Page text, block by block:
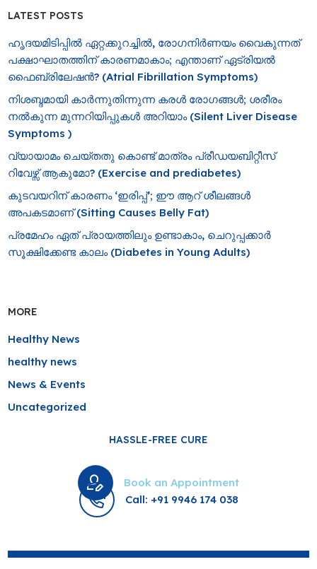
LATEST POSTS
ഹൃദയമിടിപ്പിൽ ഏറ്റക്കുറച്ചിൽ, രോ​ഗനിർണയം വൈകുന്നത്
പക്ഷാഘാതത്തിന് കാരണമാകാം; എന്താണ് ഏട്രിയൽ
ഫൈബ്രിലേഷൻ? (Atrial Fibrillation Symptoms)
നിശബ്ദമായി കാർന്നുതിന്നുന്ന കരൾ രോഗങ്ങൾ; ശരീരം
നൽകുന്ന മുന്നറിയിപ്പുകൾ അറിയാം (Silent Liver Disease
Symptoms )
വ്യായാമം ചെയ്തതു കൊണ്ട് മാത്രം പ്രീഡയബിറ്റീസ്
റിവേഴ്സ് ആകുമോ? (Exercise and prediabetes)
കുടവയറിന് കാരണം ‘ഇരിപ്പ്’; ഈ ആറ് ശീലങ്ങൾ
അപകടമാണ് (Sitting Causes Belly Fat)
പ്രമേഹം ഏത് പ്രായത്തിലും ഉണ്ടാകാം, ചെറുപ്പക്കാർ
സൂക്ഷിക്കേണ്ട കാലം (Diabetes in Young Adults)
MORE
Healthy News
healthy news
News & Events
Uncategorized
HASSLE-FREE CURE
Book an Appointment
Call: +91 9946 174 038